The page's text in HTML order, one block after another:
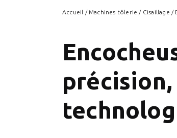
Accueil / Machines tôlerie / Cisaillage /